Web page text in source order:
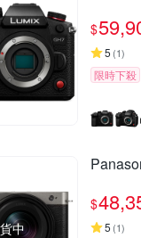
$
5 (1)
限時下殺
中
$
5 (1)